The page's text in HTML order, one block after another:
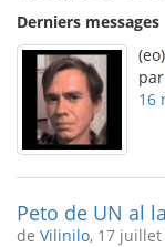
Derniers messages
(eo)
par
16
Peto de UN al
de Vilinilo, 17 juillet